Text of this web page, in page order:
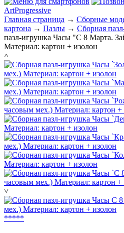
ArtProgressive
Главная страница → Сборные
картона → Пазлы → Сборная
пазл-игрушка Часы "С 8 Марта.
Материал: картон + изолон
˄
˅
*****